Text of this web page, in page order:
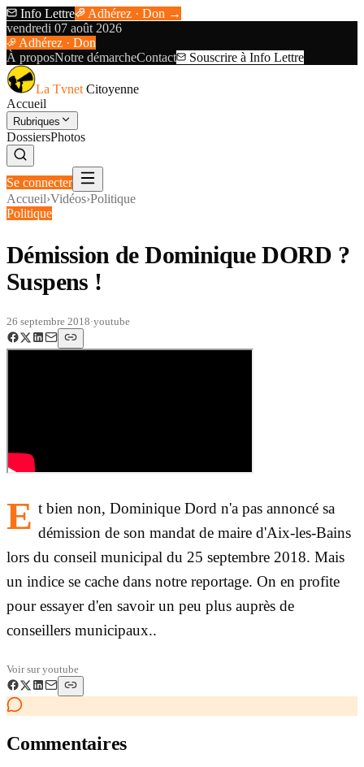
Info Lettre
Adhérez · Don →
vendredi 07 août 2026
Adhérez · Don
À proposNotre démarcheContact Souscrire à Info Lettre
La Tvnet Citoyenne
Accueil
Rubriques
DossiersPhotos
Se connecter
Accueil›Vidéos›Politique
Politique
Démission de Dominique DORD ?
Suspens !
26 septembre 2018·youtube
E t bien non, Dominique Dord n'a pas annoncé sa
démission de son mandat de maire d'Aix-les-Bains
lors du conseil municipal du 25 septembre 2018. Mais
un indice se cache dans notre reportage. On en profite
pour essayer d'en savoir un peu plus auprès de
conseillers municipaux..
Voir suryoutube
Commentaires